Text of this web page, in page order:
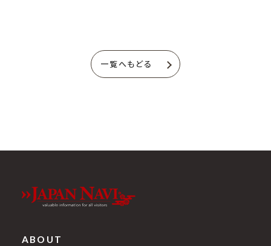
一覧へもどる
ABOUT